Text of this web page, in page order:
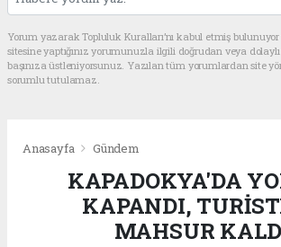
Yorum yazarak Topluluk Kuralları’nı kabul etmiş
sitesine yaptığınız yorumunuzla ilgili doğrudan veya
başınıza üstleniyorsunuz. Yazılan tüm yorumlardan site
sorumlu tutulamaz.
Anasayfa Gündem
KAPADOKYA'DA
KAPANDI,
MAHSUR